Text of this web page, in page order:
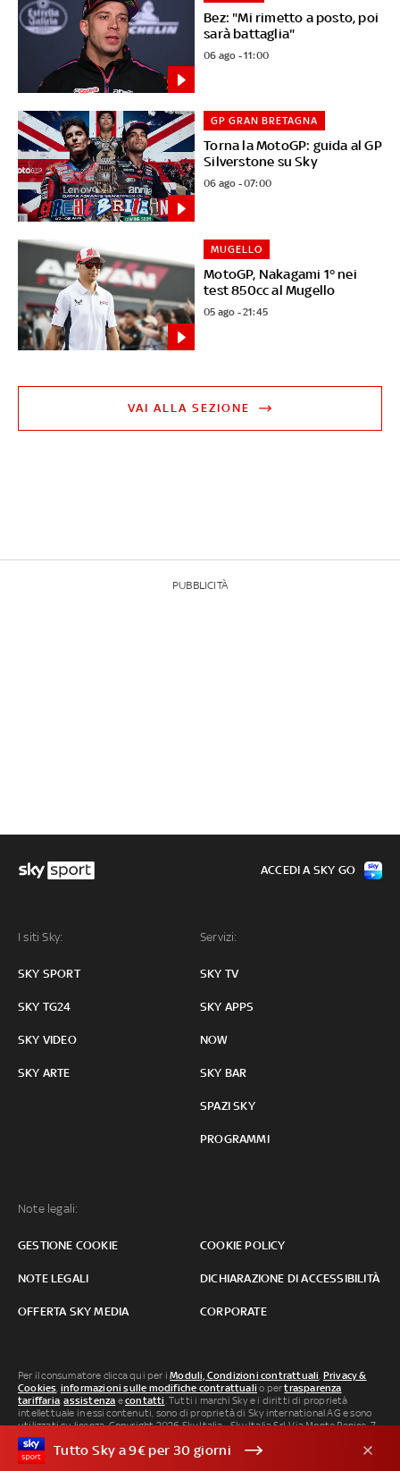
Bez: "Mi rimetto a posto, poi
sarà battaglia"
06 ago - 11:00
Torna la MotoGP: guida al GP
Silverstone su Sky
GP GRAN BRETAGNA
06 ago - 07:00
MotoGP, Nakagami 1° nei
test 850cc al Mugello
MUGELLO
05 ago - 21:45
VAI ALLA SEZIONE
PUBBLICITÀ
I siti Sky:
SKY SPORT
SKY TG24
SKY VIDEO
SKY ARTE
Servizi:
SKY TV
SKY APPS
NOW
SKY BAR
SPAZI SKY
PROGRAMMI
Note legali:
GESTIONE COOKIE COOKIE POLICY
NOTE LEGALI DICHIARAZIONE DI ACCESSIBILITÀ
OFFERTA SKY MEDIA CORPORATE
ACCEDI A SKY GO
Per il consumatore clicca qui per iModuli, Condizioni contrattuali, Privacy &
Cookies, informazioni sulle modifiche contrattuali o pertrasparenza
tariffaria,assistenza econtatti. Tutti i marchi Sky e i diritti di proprietà
intellettuale in essi contenuti, sono di proprietà di Sky international AG e sono
utilizzati su licenza. Copyright 2026 Sky Italia - Sky Italia Srl Via Monte Penice, 7 -
20138 Milano P.IVA 04619241005. SkyTG24: ISSN 3035-1537 e SkySport: ISSN
3035-1545.Segnalazione Abusi
Tutto Sky a 9€ per 30 giorni